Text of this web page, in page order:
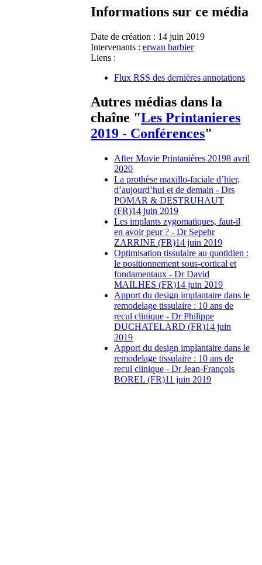
Informations sur ce média
Date de création : 14 juin 2019
Intervenants : erwan barbier
Liens :
Flux RSS des dernières annotations
Autres médias dans la
chaîne "Les Printanieres
2019 - Conférences"
After Movie Printanières 20198 avril
2020
La prothèse maxillo-faciale d’hier,
d’aujourd’hui et de demain - Drs
POMAR & DESTRUHAUT
(FR)14 juin 2019
Les implants zygomatiques, faut-il
en avoir peur ? - Dr Sepehr
ZARRINE (FR)14 juin 2019
Optimisation tissulaire au quotidien :
le positionnement sous-cortical et
fondamentaux - Dr David
MAILHES (FR)14 juin 2019
Apport du design implantaire dans le
remodelage tissulaire : 10 ans de
recul clinique - Dr Philippe
DUCHATELARD (FR)14 juin
2019
Apport du design implantaire dans le
remodelage tissulaire : 10 ans de
recul clinique - Dr Jean-François
BOREL (FR)11 juin 2019